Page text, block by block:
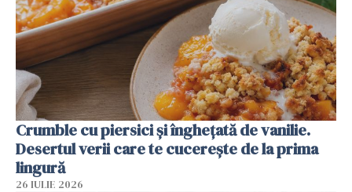
Crumble cu piersici și înghețată de vanilie.
Desertul verii care te cucerește de la prima
lingură
26 IULIE 2026